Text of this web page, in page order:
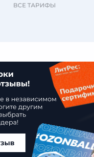
ВСЕ ТАРИФЫ